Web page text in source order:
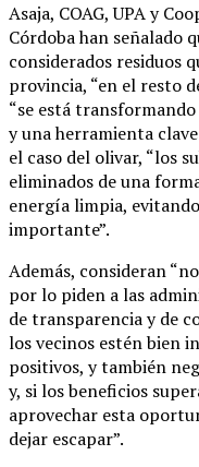
Asaja, COAG, UPA y
Córdoba han señalado
considerados residuos
provincia, “en el resto
“se está
y una herramienta
el caso del olivar, “los
eliminados de una
energía limpia,
importante”.
Además, consideran
por lo piden a las
de transparencia y de
los vecinos estén bien
positivos, y también
y, si los beneficios
aprovechar esta
dejar escapar”.